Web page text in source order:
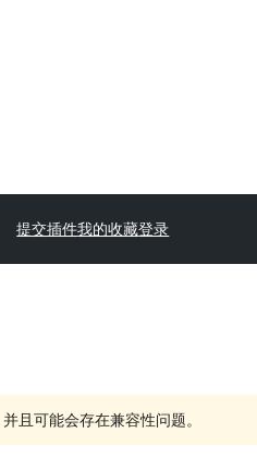
提交插件我的收藏登录
且可能会存在兼容性问题。